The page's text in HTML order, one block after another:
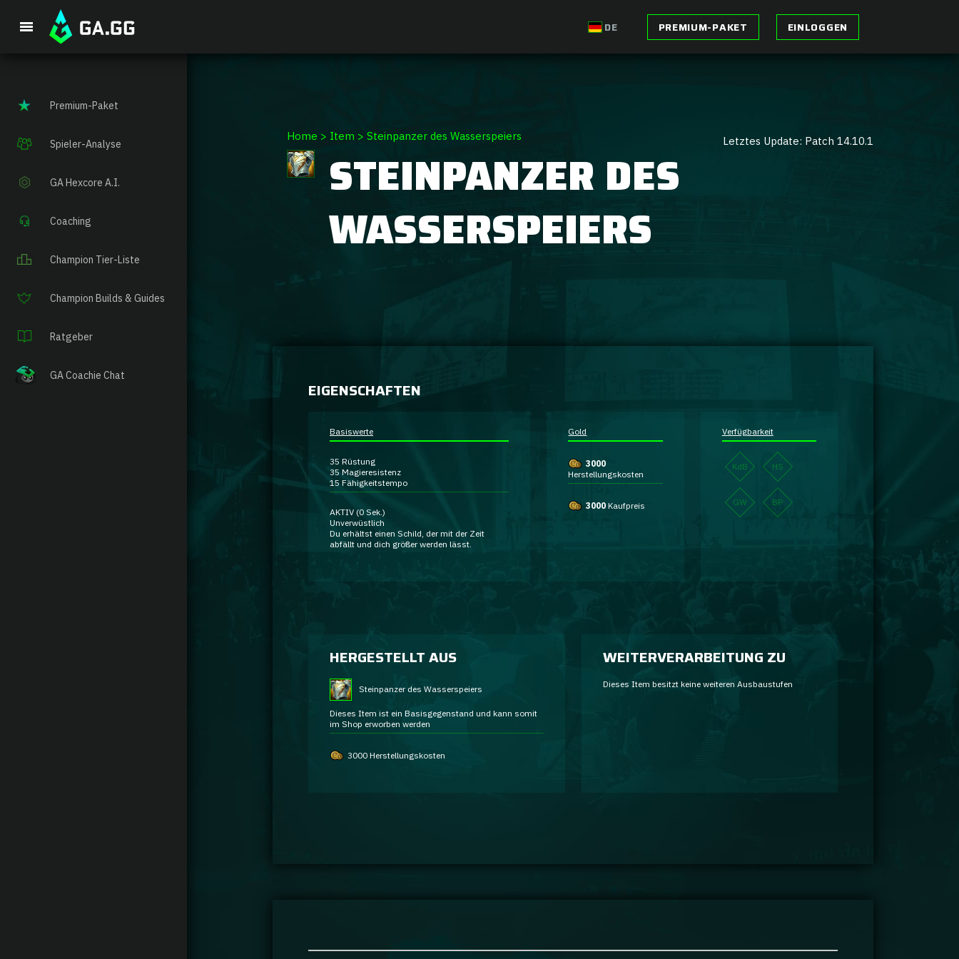
DE PREMIUM-PAKET EINLOGGEN
Premium-Paket
Spieler-Analyse
GA Hexcore A.I.
Coaching
Champion Tier-Liste
Champion Builds & Guides
Ratgeber
GA Coachie Chat
Home > Item > Steinpanzer des Wasserspeiers Letztes Update: Patch 14.10.1
STEINPANZER DES
WASSERSPEIERS
EIGENSCHAFTEN
Basiswerte
35 Rüstung
35 Magieresistenz
15 Fähigkeitstempo
AKTIV (0 Sek.)
Unverwüstlich
Du erhältst einen Schild, der mit der Zeit
abfällt und dich größer werden lässt.
Gold
3000
Herstellungskosten
3000 Kaufpreis
Verfügbarkeit
KdB HS
GW BP
HERGESTELLT AUS
Steinpanzer des Wasserspeiers
Dieses Item ist ein Basisgegenstand und kann somit
im Shop erworben werden
3000 Herstellungskosten
WEITERVERARBEITUNG ZU
Dieses Item besitzt keine weiteren Ausbaustufen